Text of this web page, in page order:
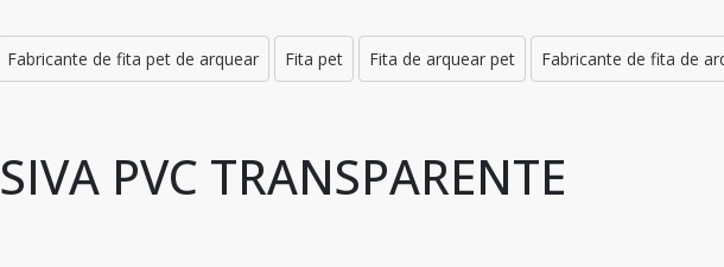
Fabricante de fita pet de arquear Fita pet Fita de arquear pet Fabricante de fita de
PVC TRANSPARENTE